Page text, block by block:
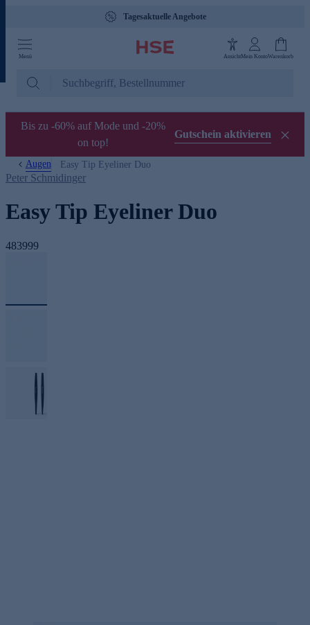
Tagesaktuelle Angebote
Menü AnsichtMein KontoWarenkorb
Bis zu -60% auf Mode und -20%
on top!
Gutschein aktivieren
Augen Easy Tip Eyeliner Duo
Peter Schmidinger
Easy Tip Eyeliner Duo
483999